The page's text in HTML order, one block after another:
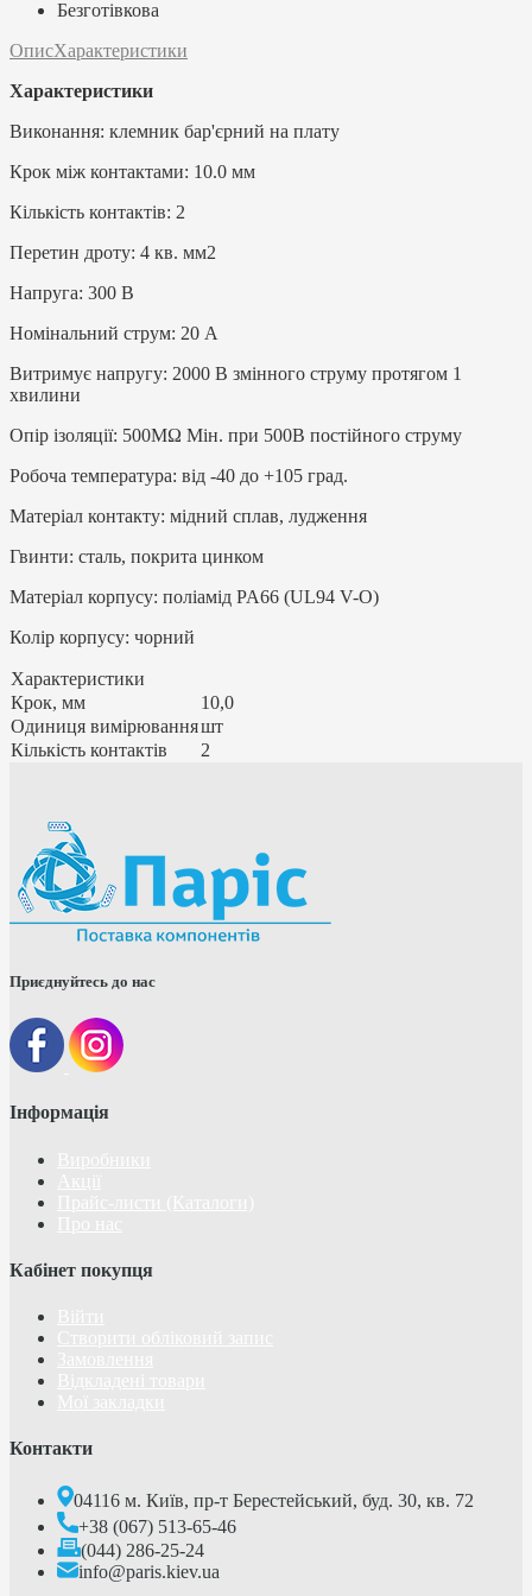
Безготівкова
ОписХарактеристики
Характеристики
Виконання: клемник бар'єрний на плату
Крок між контактами: 10.0 мм
Кількість контактів: 2
Перетин дроту: 4 кв. мм2
Напруга: 300 В
Номінальний струм: 20 А
Витримує напругу: 2000 В змінного струму протягом 1
хвилини
Опір ізоляції: 500MΩ Мін. при 500В постійного струму
Робоча температура: від -40 до +105 град.
Матеріал контакту: мідний сплав, лудження
Гвинти: сталь, покрита цинком
Матеріал корпусу: поліамід PA66 (UL94 V-O)
Колір корпусу: чорний
Характеристики
Крок, мм
10,0
Одиниця вимірюванняшт
Кількість контактів
2
Приєднуйтесь до нас
Інформація
Кабінет покупця
Контакти
04116 м. Київ, пр-т Берестейський, буд. 30, кв. 72
+38 (067) 513-65-46
(044) 286-25-24
info@paris.kiev.ua